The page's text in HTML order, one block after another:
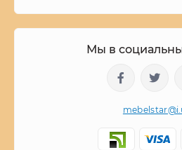
Мы в